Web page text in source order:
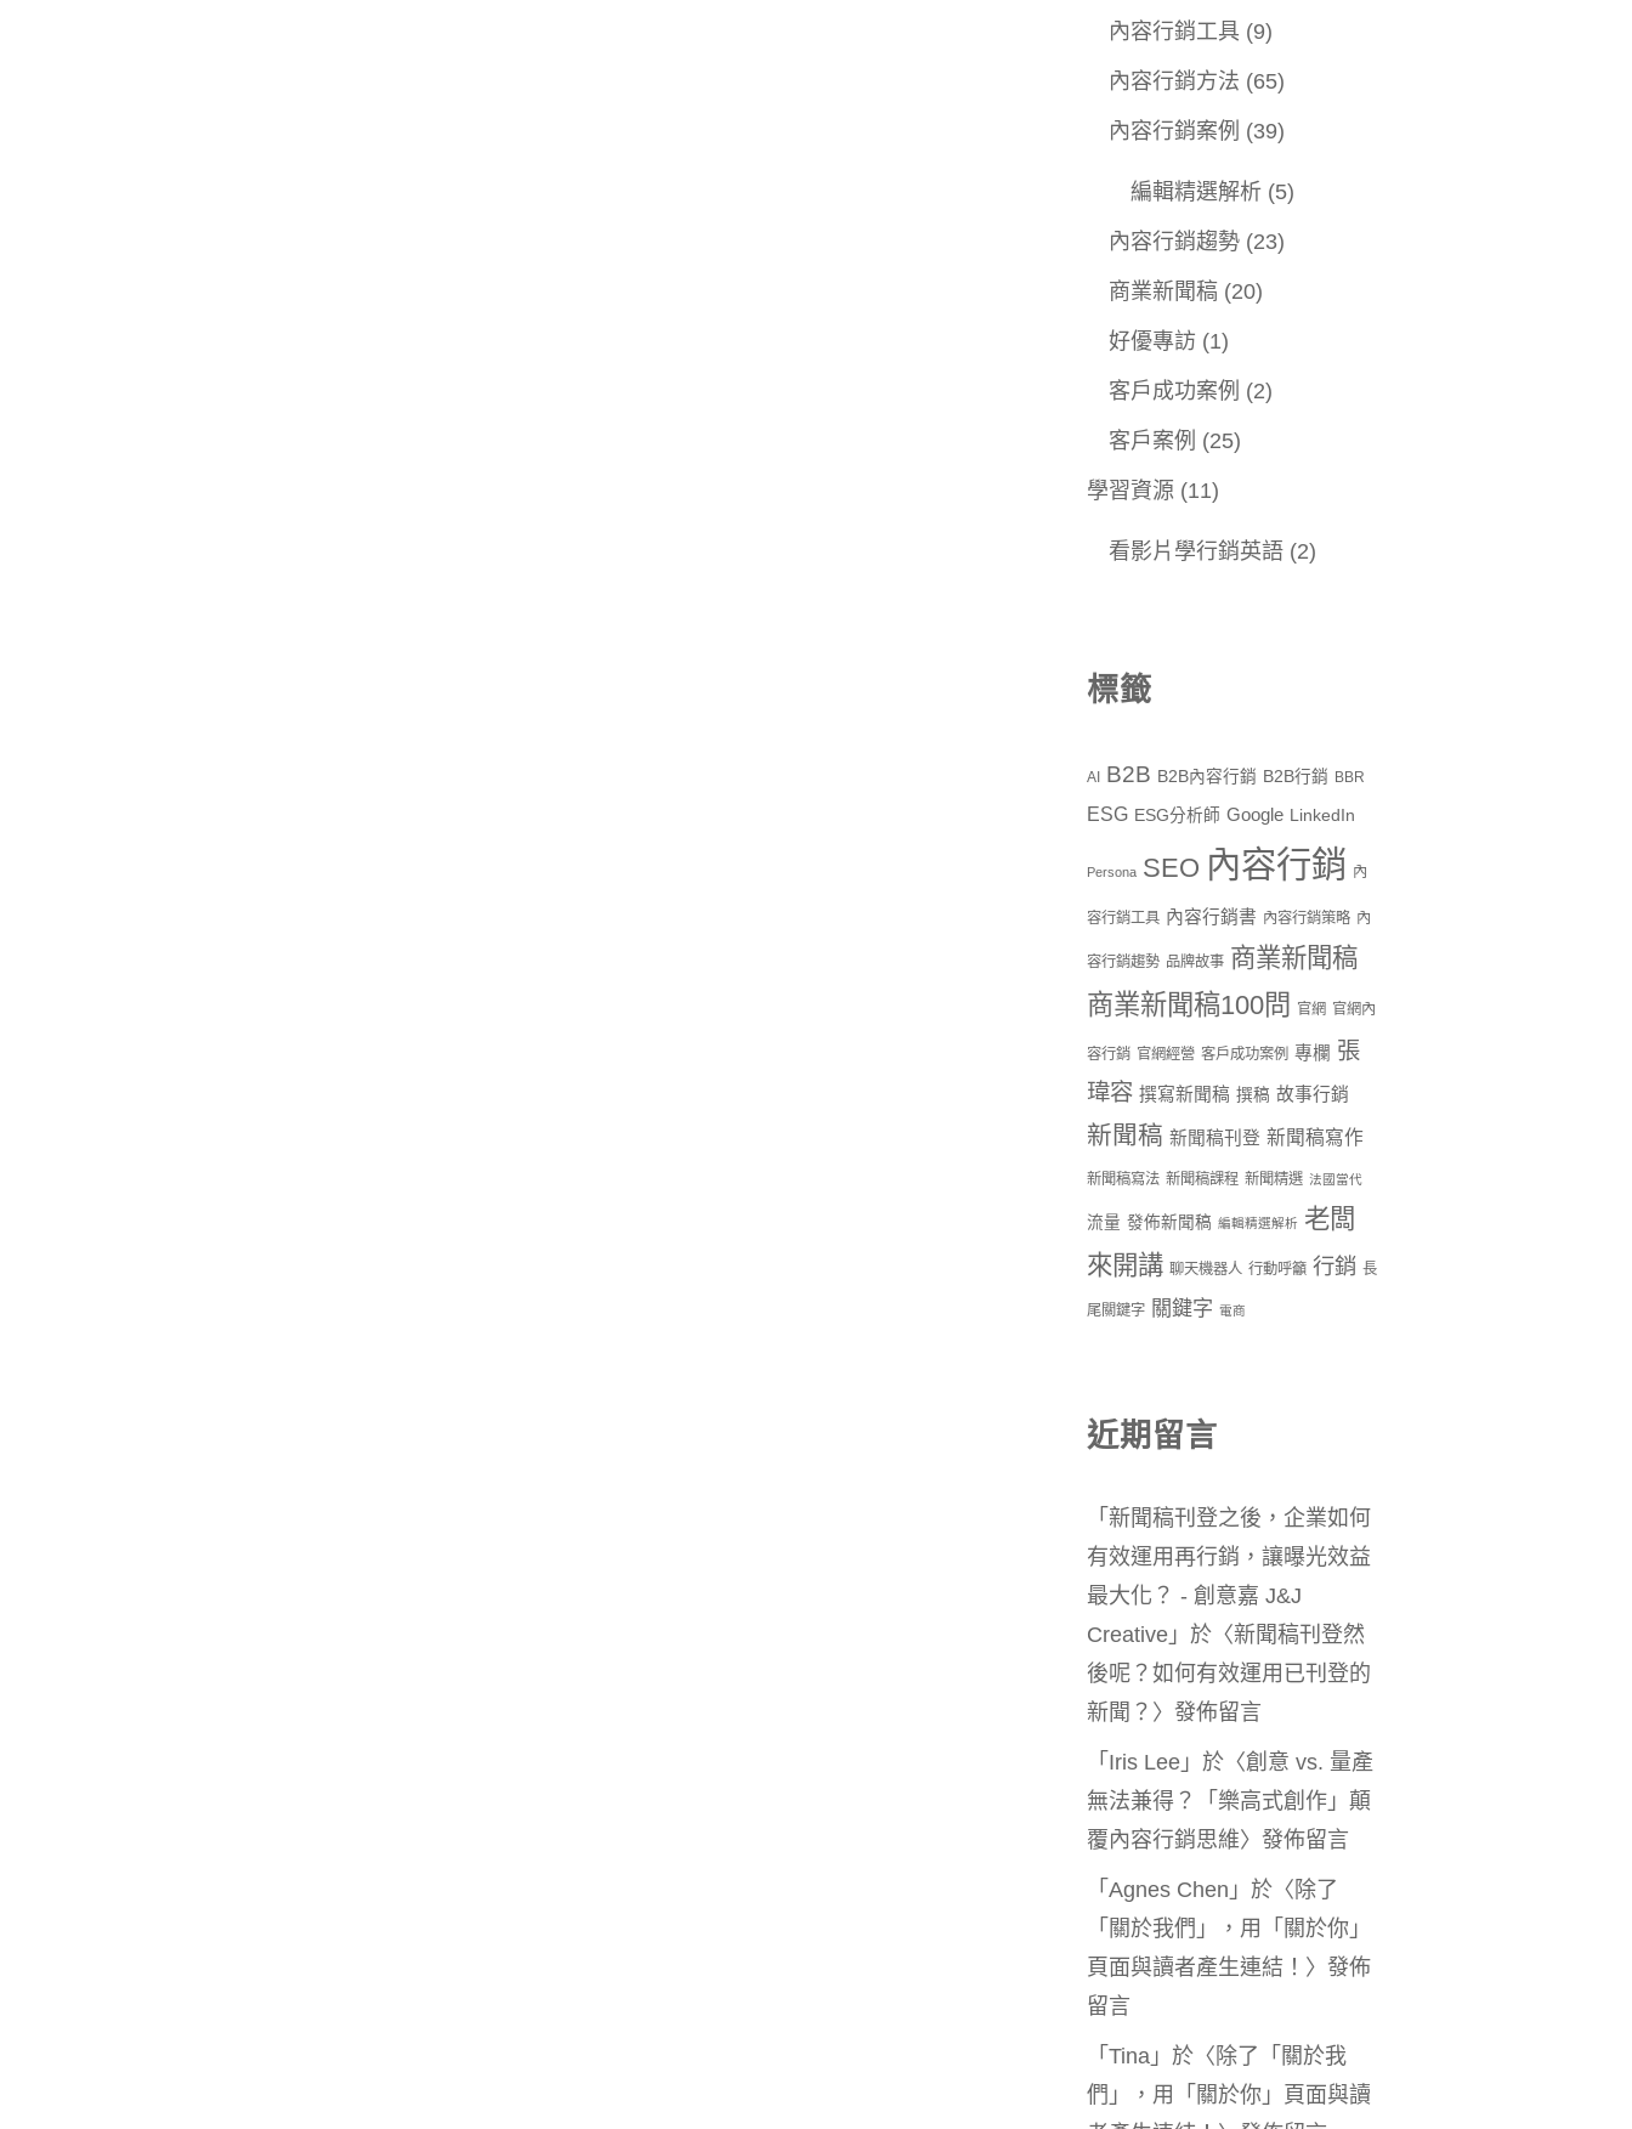
內容行銷工具 (9)
內容行銷方法 (65)
內容行銷案例 (39)
編輯精選解析 (5)
內容行銷趨勢 (23)
商業新聞稿 (20)
好優專訪 (1)
客戶成功案例 (2)
客戶案例 (25)
學習資源 (11)
看影片學行銷英語 (2)
標籤
AI B2B B2B內容行銷 B2B行銷 BBR
ESG ESG分析師 Google LinkedIn
Persona SEO 內容行銷 內
容行銷工具 內容行銷書 內容行銷策略 內
容行銷趨勢 品牌故事 商業新聞稿
商業新聞稿100問 官網 官網內
容行銷 官網經營 客戶成功案例 專欄 張
瑋容 撰寫新聞稿 撰稿 故事行銷
新聞稿 新聞稿刊登 新聞稿寫作
新聞稿寫法 新聞稿課程 新聞精選 法國當代
流量 發佈新聞稿 編輯精選解析 老闆
來開講 聊天機器人 行動呼籲 行銷 長
尾關鍵字 關鍵字 電商
近期留言
「 新聞稿刊登之後，企業如何
有效運用再行銷，讓曝光效益
最大化？ - 創意嘉 J&J
Creative 」於〈新聞稿刊登然
後呢？如何有效運用已刊登的
新聞？ 〉發佈留言
「 Iris Lee 」於〈創意 vs. 量產
無法兼得？「樂高式創作」顛
覆內容行銷思維〉發佈留言
「 Agnes Chen 」於〈 除了
「關於我們」，用「關於你」
頁面與讀者產生連結！ 〉發佈
留言
「 Tina 」於〈 除了「關於我
們」，用「關於你」頁面與讀